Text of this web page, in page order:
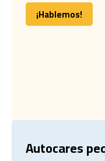
¡Hablemos!
¡Hablemos!
Autocares